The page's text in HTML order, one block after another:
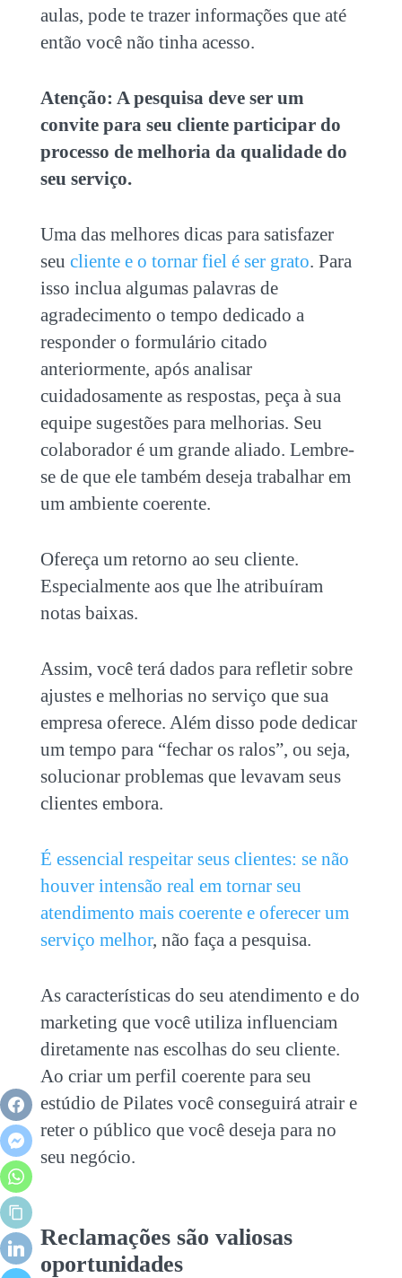
aulas, pode te trazer informações que até
então você não tinha acesso.
Atenção: A pesquisa deve ser um
convite para seu cliente participar do
processo de melhoria da qualidade do
seu serviço.
Uma das melhores dicas para satisfazer
seu cliente e o tornar fiel é ser grato. Para
isso inclua algumas palavras de
agradecimento o tempo dedicado a
responder o formulário citado
anteriormente, após analisar
cuidadosamente as respostas, peça à sua
equipe sugestões para melhorias. Seu
colaborador é um grande aliado. Lembre-
se de que ele também deseja trabalhar em
um ambiente coerente.
Ofereça um retorno ao seu cliente.
Especialmente aos que lhe atribuíram
notas baixas.
Assim, você terá dados para refletir sobre
ajustes e melhorias no serviço que sua
empresa oferece. Além disso pode dedicar
um tempo para “fechar os ralos”, ou seja,
solucionar problemas que levavam seus
clientes embora.
É essencial respeitar seus clientes: se não
houver intensão real em tornar seu
atendimento mais coerente e oferecer um
serviço melhor, não faça a pesquisa.
As características do seu atendimento e do
marketing que você utiliza influenciam
diretamente nas escolhas do seu cliente.
Ao criar um perfil coerente para seu
estúdio de Pilates você conseguirá atrair e
reter o público que você deseja para no
seu negócio.
Reclamações são valiosas
oportunidades